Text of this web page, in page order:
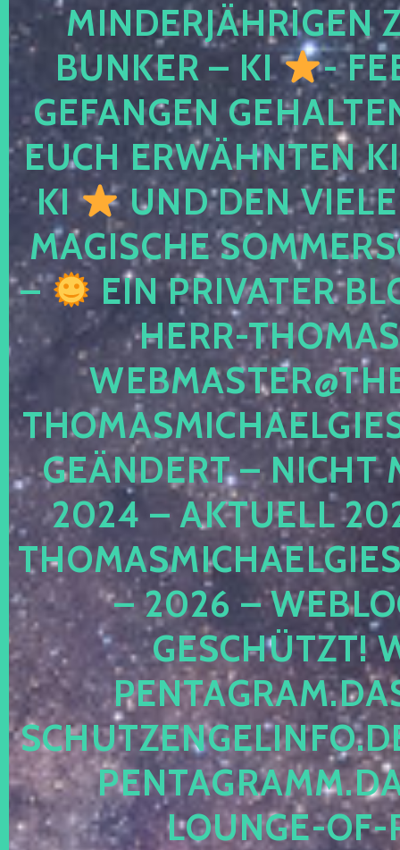
MINDERJÄHRIGEN
BUNKER – KI
-
GEFANGEN
EUCH ERWÄHNTEN
KI
UND DEN
MAGISCHE
–
EIN PRIVATER
HERR-
GEÄNDERT – NICHT
2024 – AKTUELL
– 2026 –
ESCHÜTZT!
OUNGE-OF-